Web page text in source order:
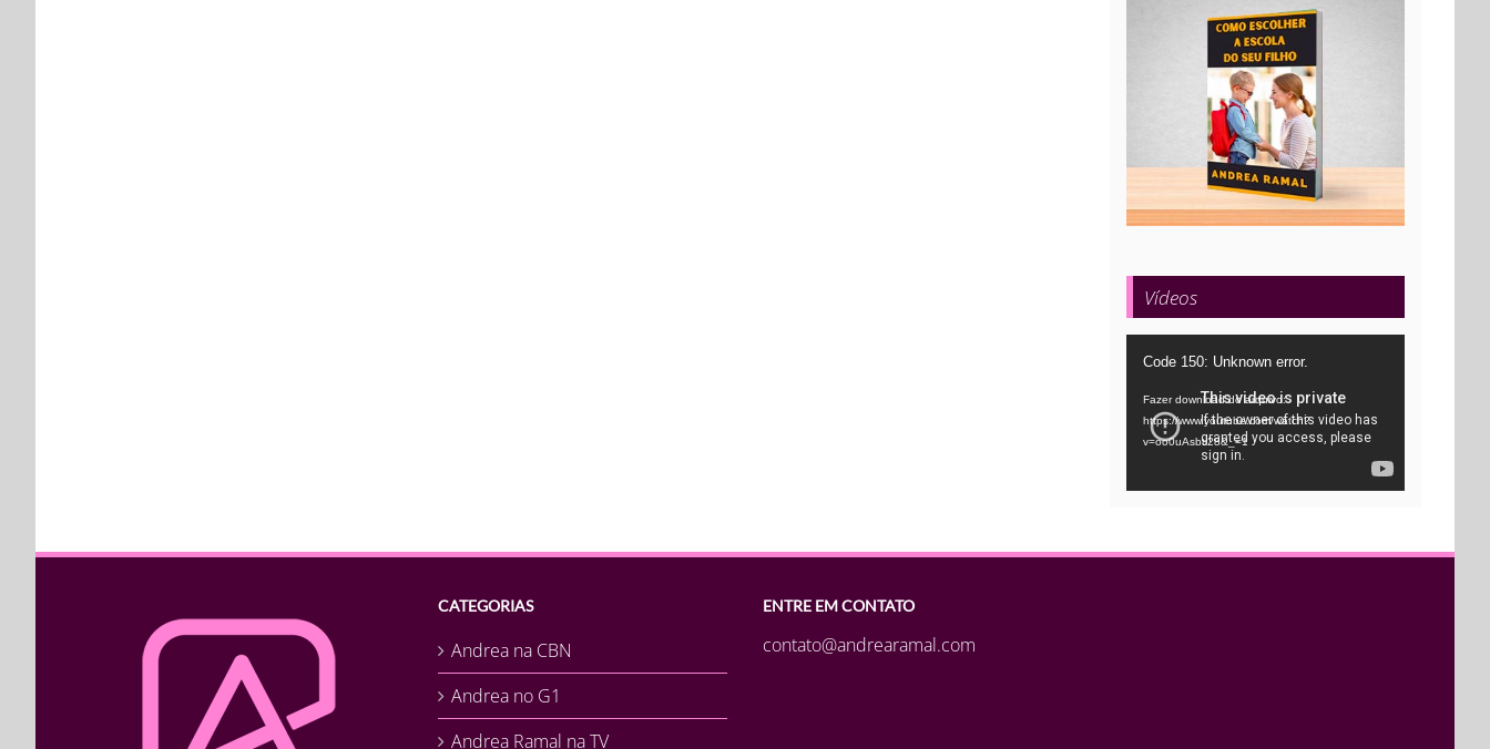
Vídeos
Tocador
vídeo
Code 150: Unknown error.
Fazer download do arquivo:
https://www.youtube.com/watch?
v=oo0uAsbti28&_=1
CATEGORIAS
Andrea na CBN
Andrea no G1
Andrea Ramal na TV
ENTRE EM CONTATO
contato@andrearamal.com